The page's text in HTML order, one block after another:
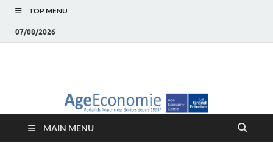
TOP MENU
07/08/2026
économie – Marché
des Seniors
MAIN MENU